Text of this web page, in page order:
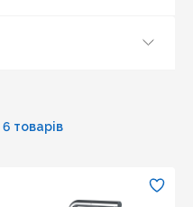
6 товарів